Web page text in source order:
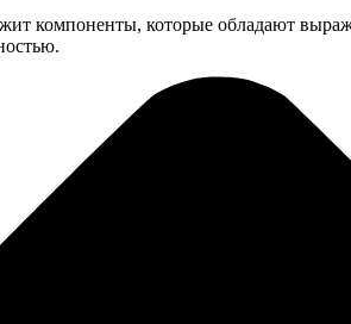
компоненты, которые обладают